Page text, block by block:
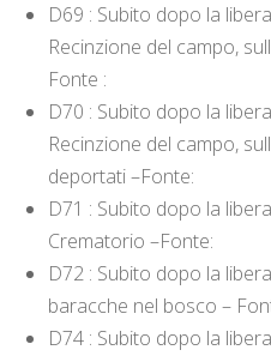
D69 : Subito dopo la
Recinzione del campo,
Fonte :
D70 : Subito dopo la
Recinzione del campo,
deportati –Fonte:
D71 : Subito dopo la
Crematorio –Fonte:
D72 : Subito dopo la
baracche nel bosco –
D74 : Subito dopo la